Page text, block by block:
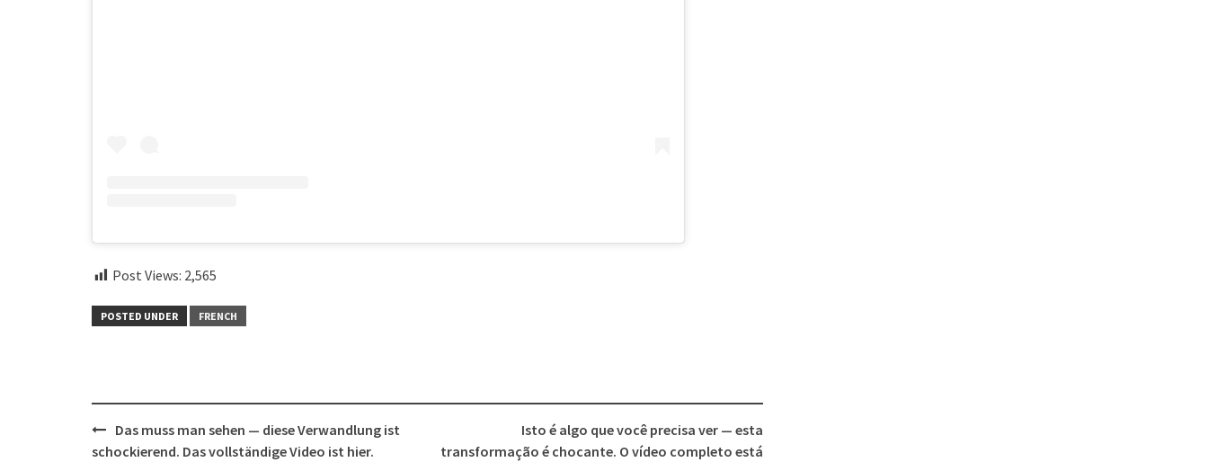
Post Views: 2,565
POSTED UNDER FRENCH
Post
navigation
Das muss man sehen — diese Verwandlung ist
schockierend. Das vollständige Video ist hier.
Isto é algo que você precisa ver — esta
transformação é chocante. O vídeo completo está